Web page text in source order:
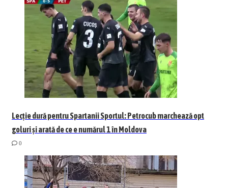
Lecție dură pentru Spartanii Sportul: Petrocub marchează opt
goluri și arată de ce e numărul 1 în Moldova
0